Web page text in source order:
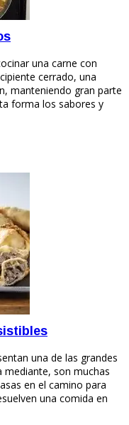
una carne con
cerrado, una
manteniendo gran parte
forma los sabores y
una de las grandes
son muchas
en el camino para
una comida en